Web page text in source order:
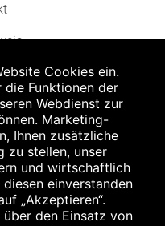
der Vorrat reicht. Für Druck-
die Packungsbeilage und fragen
Apothekenerstattungspreis
der Hersteller. Der
Preis für rezeptfreie
Cookies ein.
die Funktionen der
Webdienst zur
Marketing-
Ihnen zusätzliche
zu stellen, unser
und wirtschaftlich
einverstanden
„Akzeptieren“.
den Einsatz von